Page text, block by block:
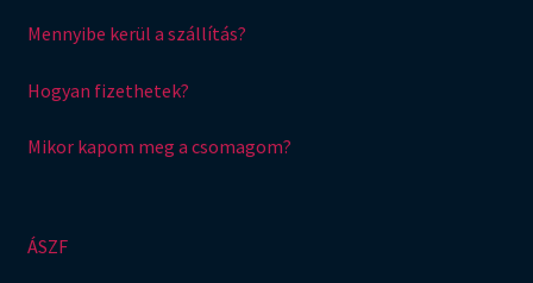
Mennyibe kerül a szállítás?
Hogyan fizethetek?
Mikor kapom meg a csomagom?
ÁSZF